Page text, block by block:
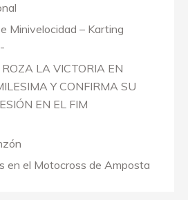
Minivelocidad – Karting
LA VICTORIA EN
Y CONFIRMA SU
EN EL FIM
en el Motocross de Amposta